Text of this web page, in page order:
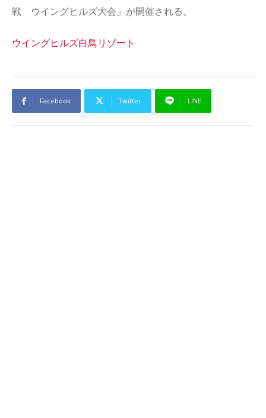
戦 ウイングヒルズ大会」が開催される。
ウイングヒルズ白鳥リゾート
Facebook Twitter LINE